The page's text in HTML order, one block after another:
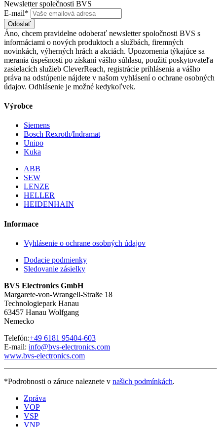
Newsletter společnosti BVS
E-mail*
Odoslať
Áno, chcem pravidelne odoberať newsletter spoločnosti BVS s
informáciami o nových produktoch a službách, firemných
novinkách, výherných hrách a akciách. Upozornenia týkajúce sa
merania úspešnosti po získaní vášho súhlasu, použití poskytovateľa
zasielacích služieb CleverReach, registrácie prihlásenia a vášho
práva na odstúpenie nájdete v našom vyhlásení o ochrane osobných
údajov. Odhlásenie je možné kedykoľvek.
Výrobce
Siemens
Bosch Rexroth/Indramat
Unipo
Kuka
ABB
SEW
LENZE
HELLER
HEIDENHAIN
Informace
Vyhlásenie o ochrane osobných údajov
Dodacie podmienky
Sledovanie zásielky
BVS Electronics GmbH
Margarete-von-Wrangell-Straße 18
Technologiepark Hanau
63457 Hanau Wolfgang
Nemecko
Telefón:+49 6181 95404-603
E-mail: info@bvs-electronics.com
www.bvs-electronics.com
*Podrobnosti o záruce naleznete v našich podmínkách.
Zpráva
VOP
VSP
VNP